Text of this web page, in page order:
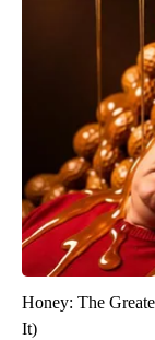
Honey: The
It)